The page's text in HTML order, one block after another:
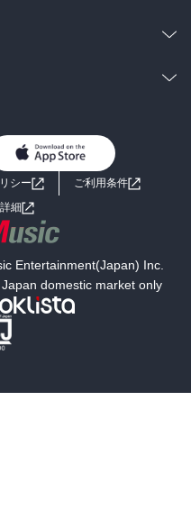
男子向けラノベ
小説
海外小説
SF
文学
お問い合わせ
シー
ご利用条件
細
Entertainment(Japan) Inc.
domestic market only